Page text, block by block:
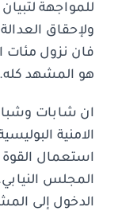
للمواجهة
ولإحقاق
فان نزول مئات
هو المشهد كله.
ان شابات
الامنية
استعمال
المجلس
الدخول إلى